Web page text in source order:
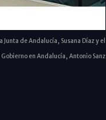
de Andalucía, Susana Díaz y el
en Andalucía, Antonio Sanz